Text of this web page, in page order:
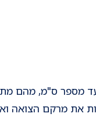
מספר ס"מ, מהם
את מרקם הצואה